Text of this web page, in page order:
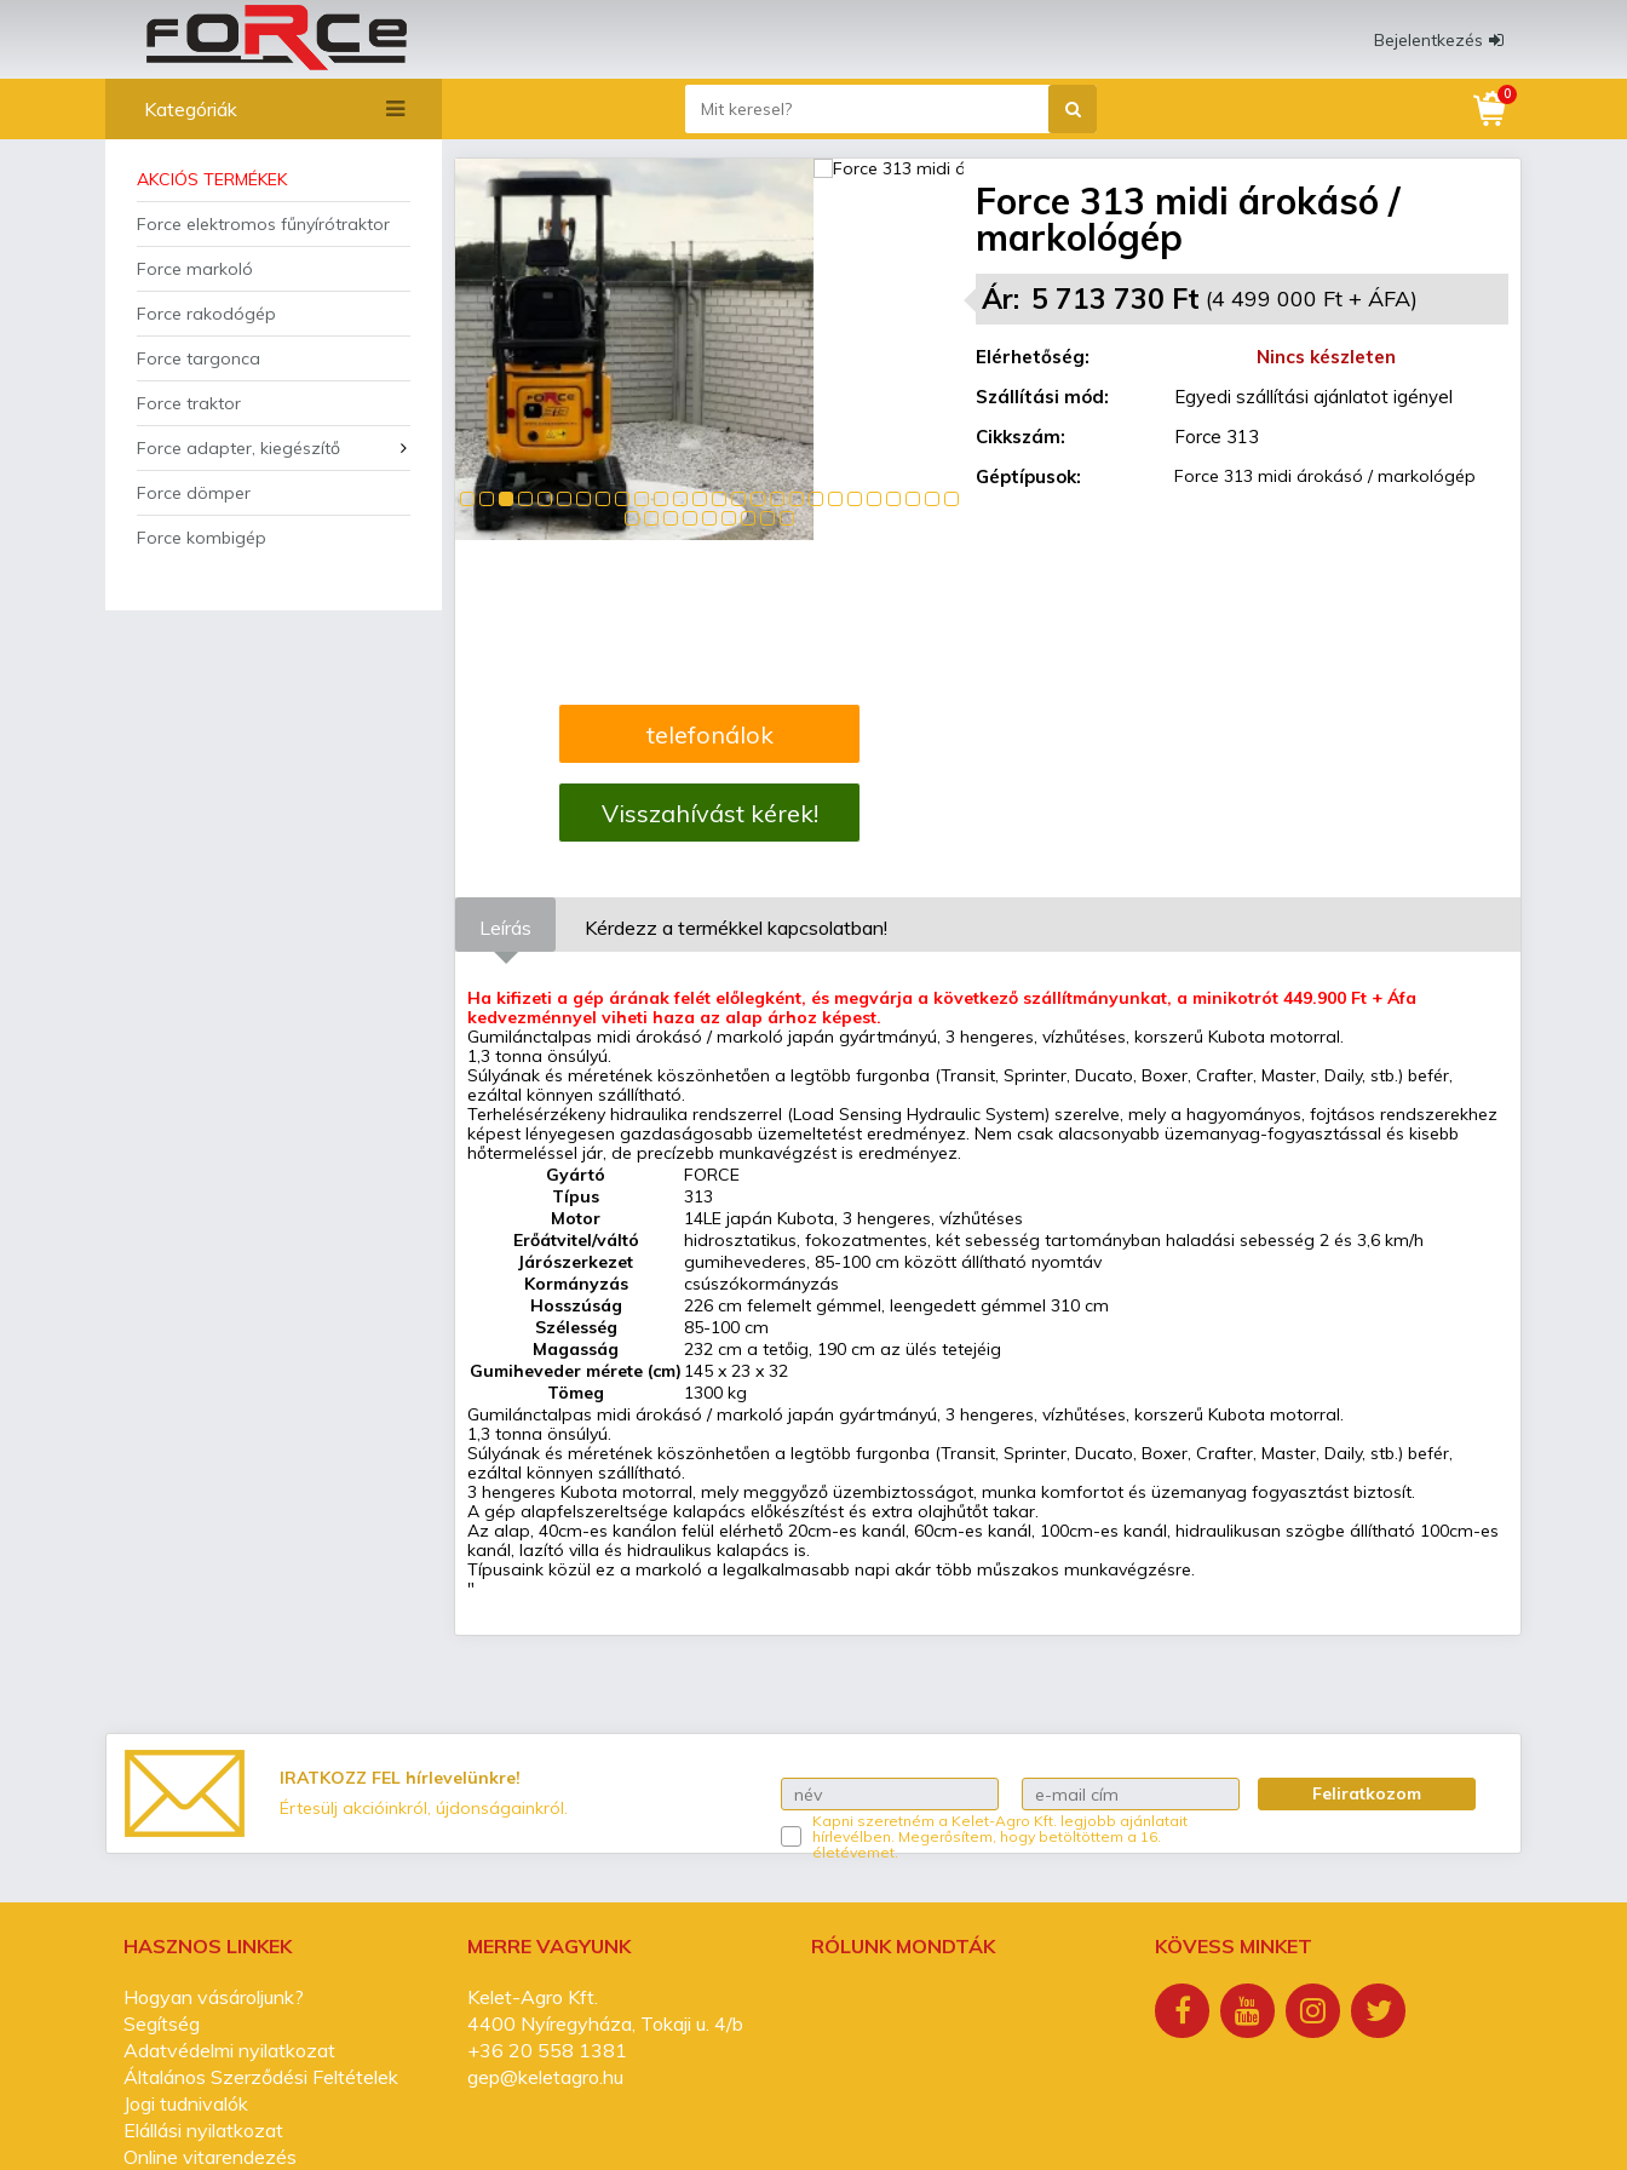
Bejelentkezés
Kategóriák
AKCIÓS TERMÉKEK
Force elektromos fűnyírótraktor
Force markoló
Force rakodógép
Force targonca
Force traktor
Force adapter, kiegészítő
Force dömper
Force kombigép
0
telefonálok
Visszahívást kérek!
Force 313 midi árokásó /
markológép
Ár: 5 713 730 Ft (4 499 000 Ft + ÁFA)
Elérhetőség:
Nincs készleten
Szállítási mód:
Egyedi szállítási ajánlatot igényel
Cikkszám:
Force 313
Géptípusok:
Force 313 midi árokásó / markológép
Leírás Kérdezz a termékkel kapcsolatban!
Ha kifizeti a gép árának felét előlegként, és megvárja a következő szállítmányunkat, a minikotrót 449.900 Ft + Áfa
kedvezménnyel viheti haza az alap árhoz képest.
Gumilánctalpas midi árokásó / markoló japán gyártmányú, 3 hengeres, vízhűtéses, korszerű Kubota motorral.
1,3 tonna önsúlyú.
Súlyának és méretének köszönhetően a legtöbb furgonba (Transit, Sprinter, Ducato, Boxer, Crafter, Master, Daily, stb.) befér,
ezáltal könnyen szállítható.
Terhelésérzékeny hidraulika rendszerrel (Load Sensing Hydraulic System) szerelve, mely a hagyományos, fojtásos rendszerekhez
képest lényegesen gazdaságosabb üzemeltetést eredményez. Nem csak alacsonyabb üzemanyag-fogyasztással és kisebb
hőtermeléssel jár, de precízebb munkavégzést is eredményez.
Gyártó
FORCE
Típus
313
Motor
14LE japán Kubota, 3 hengeres, vízhűtéses
Erőátvitel/váltó
hidrosztatikus, fokozatmentes, két sebesség tartományban haladási sebesség 2 és 3,6 km/h
Járószerkezet
gumihevederes, 85-100 cm között állítható nyomtáv
Kormányzás
csúszókormányzás
Hosszúság
226 cm felemelt gémmel, leengedett gémmel 310 cm
Szélesség
85-100 cm
Magasság
232 cm a tetőig, 190 cm az ülés tetejéig
Gumiheveder mérete (cm) 145 x 23 x 32
Tömeg
1300 kg
Gumilánctalpas midi árokásó / markoló japán gyártmányú, 3 hengeres, vízhűtéses, korszerű Kubota motorral.
1,3 tonna önsúlyú.
Súlyának és méretének köszönhetően a legtöbb furgonba (Transit, Sprinter, Ducato, Boxer, Crafter, Master, Daily, stb.) befér,
ezáltal könnyen szállítható.
3 hengeres Kubota motorral, mely meggyőző üzembiztosságot, munka komfortot és üzemanyag fogyasztást biztosít.
A gép alapfelszereltsége kalapács előkészítést és extra olajhűtőt takar.
Az alap, 40cm-es kanálon felül elérhető 20cm-es kanál, 60cm-es kanál, 100cm-es kanál, hidraulikusan szögbe állítható 100cm-es
kanál, lazító villa és hidraulikus kalapács is.
Típusaink közül ez a markoló a legalkalmasabb napi akár több műszakos munkavégzésre.
"
IRATKOZZ FEL hírlevelünkre!
Értesülj akcióinkról, újdonságainkról.
Kapni szeretném a Kelet-Agro Kft. legjobb ajánlatait
hírlevélben. Megerősítem, hogy betöltöttem a 16.
életévemet.
Feliratkozom
HASZNOS LINKEK
Hogyan vásároljunk?
Segítség
Adatvédelmi nyilatkozat
Általános Szerződési Feltételek
Jogi tudnivalók
Elállási nyilatkozat
Online vitarendezés
MERRE VAGYUNK
Kelet-Agro Kft.
4400 Nyíregyháza, Tokaji u. 4/b
+36 20 558 1381
gep@keletagro.hu
RÓLUNK MONDTÁK KÖVESS MINKET